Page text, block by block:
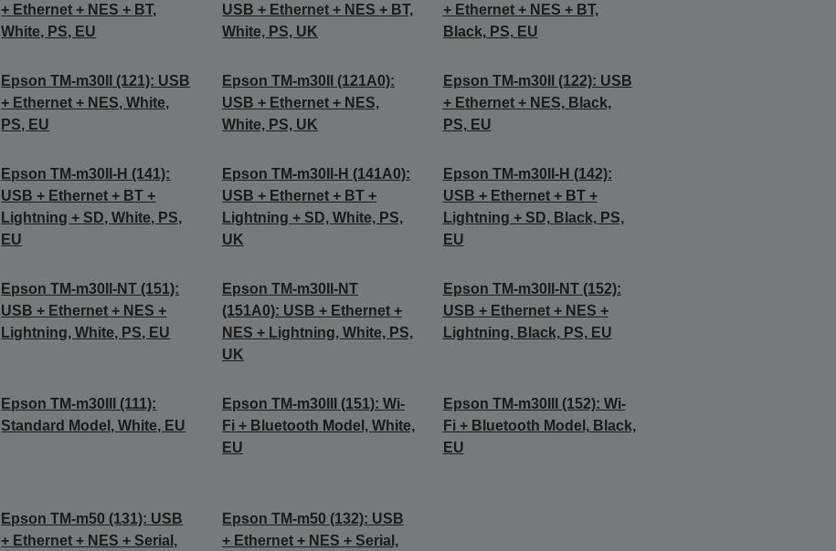
+ Ethernet + NES + BT,
White, PS, EU
USB + Ethernet + NES + BT,
White, PS, UK
+ Ethernet + NES + BT,
Black, PS, EU
Epson TM-m30II (121): USB
+ Ethernet + NES, White,
PS, EU
Epson TM-m30II (121A0):
USB + Ethernet + NES,
White, PS, UK
Epson TM-m30II (122): USB
+ Ethernet + NES, Black,
PS, EU
Epson TM-m30II-H (141):
USB + Ethernet + BT +
Lightning + SD, White, PS,
EU
Epson TM-m30II-H (141A0):
USB + Ethernet + BT +
Lightning + SD, White, PS,
UK
Epson TM-m30II-H (142):
USB + Ethernet + BT +
Lightning + SD, Black, PS,
EU
Epson TM-m30II-NT (151):
USB + Ethernet + NES +
Lightning, White, PS, EU
Epson TM-m30II-NT
(151A0): USB + Ethernet +
NES + Lightning, White, PS,
UK
Epson TM-m30II-NT (152):
USB + Ethernet + NES +
Lightning, Black, PS, EU
Epson TM-m30III (111):
Standard Model, White, EU
Epson TM-m30III (151): Wi-
Fi + Bluetooth Model, White,
EU
Epson TM-m30III (152): Wi-
Fi + Bluetooth Model, Black,
EU
Epson TM-m50 (131): USB
+ Ethernet + NES + Serial,
Epson TM-m50 (132): USB
+ Ethernet + NES + Serial,